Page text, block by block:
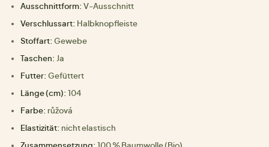
Ausschnittform: V-Ausschnitt
Verschlussart: Halbknopfleiste
Stoffart: Gewebe
Taschen: Ja
Futter: Gefüttert
Länge (cm): 104
Farbe: růžová
Elastizität: nicht elastisch
Zusammensetzung: 100 % Baumwolle (Bio)